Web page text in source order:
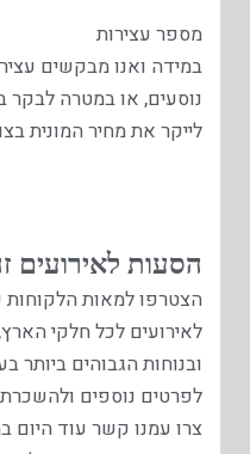
מספר עצירות
במידה ואנו מבקשים
נוסעים, או במטרה לבקר
לייקר את מחיר המונית
הסעות לאירועים
הצטרפו למאות
ובנוחות הגבוהים ביותר
לפרטים נוספים
צרו עמנו קשר עוד היום